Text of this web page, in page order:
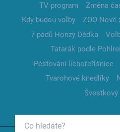
TV program
Změna
Kdy budou volby
ZOO Nové
7 pádů Honzy Dědka
Tatarák podle
Pěstování lichořeřišnice
Tvarohové knedlíky